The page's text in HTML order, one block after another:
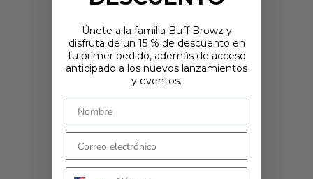
¿ESTÁS EN EL LUGAR CORRECTO?
Parece que estás en
. Elige dónde te gustaría comprar: los precios y
las opciones de envío se actualizarán en función de tu elección.
COMPRAR AHORA
Únete a la familia Buff Browz y
disfruta de un 15 % de descuento en
tu primer pedido, además de acceso
anticipado a los nuevos lanzamientos
y eventos.